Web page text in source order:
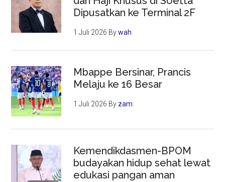
Dipusatkan ke Terminal 2F
1 Juli 2026 Bywah
Mbappe Bersinar, Prancis
Melaju ke 16 Besar
1 Juli 2026 By zam
Kemendikdasmen-BPOM
budayakan hidup sehat lewat
edukasi pangan aman